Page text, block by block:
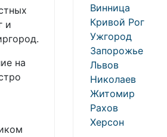
и
на
Винница
Кривой Рог
Ужгород
Запорожье
Львов
Николаев
Житомир
Рахов
Херсон